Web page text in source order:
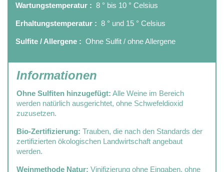
Wartungstemperatur : 8 ° bis 10 ° Celsius
Erhaltungstemperatur : 8 ° und 15 ° Celsius
Sulfite / Allergene : Ohne Sulfit / ohne Allergene
Informationen
Ohne Sulfiten hinzugefügt: Alle Weine im Bereich
werden natürlich ausgerichtet, ohne Schwefeldioxid
zuzusetzen.
Bio-Zertifizierung: Trauben, die nach den Standards der
zertifizierten ökologischen Landwirtschaft angebaut
werden.
Weinmethode Natur: Vinifizierung ohne Eingaben, ohne